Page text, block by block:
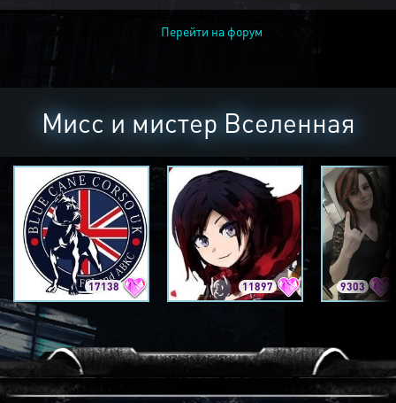
Перейти на форум
Мисс и мистер Вселенная
17138 11897 9303